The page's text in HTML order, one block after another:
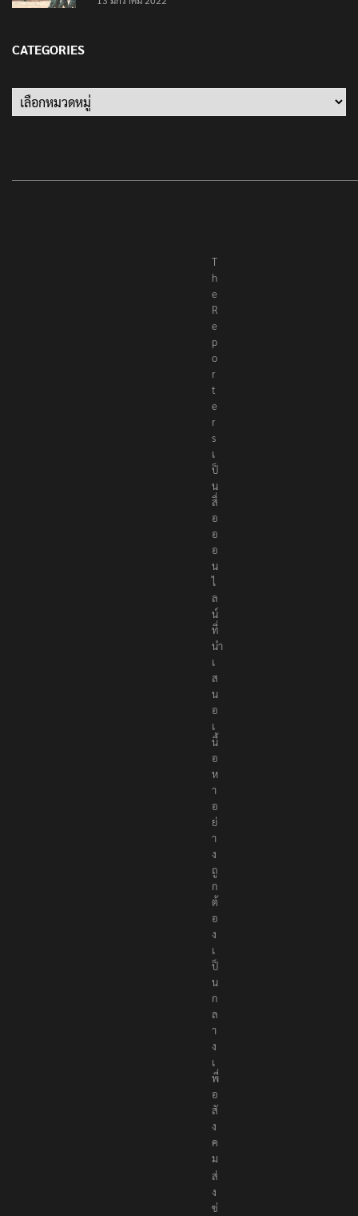
CATEGORIES
Categories
T
h
e
R
e
p
o
r
t
e
r
s
เ
ป็
น
สื่
อ
อ
อ
น
ไ
ล
น์
ที่
นำ
เ
ส
น
อ
เ
นื้
อ
ห
า
อ
ย่
า
ง
ถู
ก
ต้
อ
ง
เ
ป็
น
ก
ล
า
ง
เ
พื่
อ
สั
ง
ค
ม
ส่
ง
ข่